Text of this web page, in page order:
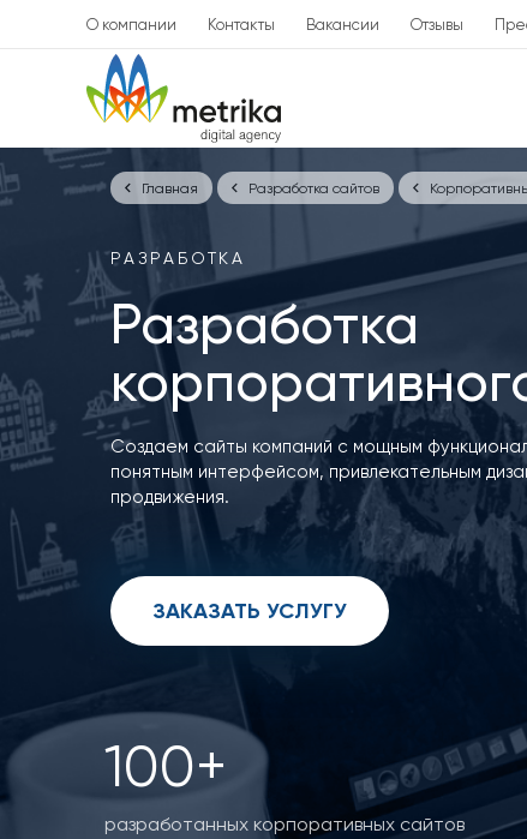
О компании Контакты Вакансии Отзывы
Главная Разработка сайтов
РАЗРАБОТКА
Разработка
Создаем сайты компаний с мощным
понятным интерфейсом, привлекательным
продвижения.
ЗАКАЗАТЬ УСЛУГУ
100+
разработанных корпоративных сайтов